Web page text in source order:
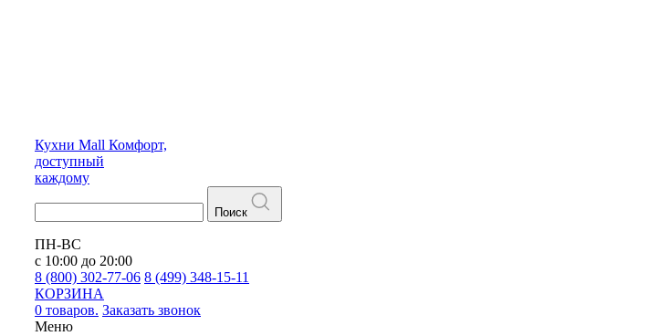
Кухни Mall Комфорт,
доступный
каждому
Поиск
ПН-ВС
с 10:00 до 20:00
8 (800) 302-77-06 8 (499) 348-15-11
КОРЗИНА
0 товаров. Заказать звонок
Меню